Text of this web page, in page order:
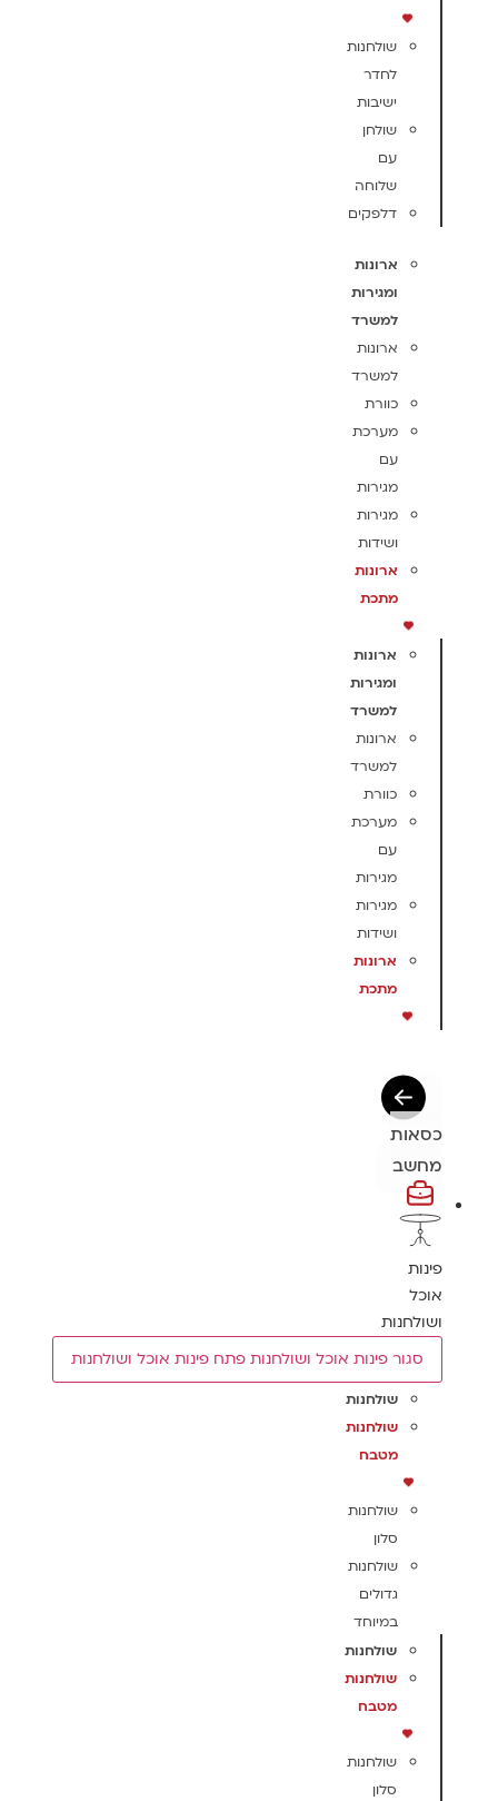
שולחנות
לחדר
ישיבות
שולחן
עם
שלוחה
דלפקים
ארונות
ומגירות
למשרד
ארונות
למשרד
כוורת
מערכת
עם
מגירות
מגירות
ושידות
ארונות
מתכת
ארונות
ומגירות
למשרד
ארונות
למשרד
כוורת
מערכת
עם
מגירות
מגירות
ושידות
ארונות
מתכת
כסאות
מחשב
פינות
אוכל
ושולחנות
סגור פינות אוכל ושולחנות פתח פינות אוכל ושולחנות
שולחנות
שולחנות
מטבח
שולחנות
סלון
שולחנות
גדולים
במיוחד
שולחנות
שולחנות
מטבח
שולחנות
סלון